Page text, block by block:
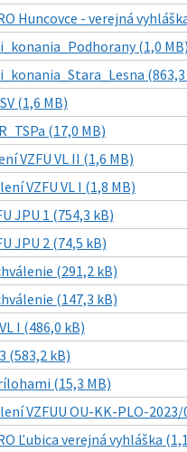
Huncovce - verejná
(1,0
(1,6 MB)
(17,0 MB)
VZFU VL II (1,6 MB)
VZFU VL I (1,8 MB)
JPU 1 (754,3 kB)
JPU 2 (74,5 kB)
(291,2 kB)
(147,3 kB)
I (486,0 kB)
(583,2 kB)
(15,3 MB)
VZFUU OU-KK-PLO-
Ľubica verejná vyhláška